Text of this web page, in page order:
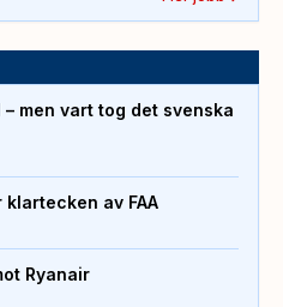
men vart tog det svenska
klartecken av FAA
Ryanair